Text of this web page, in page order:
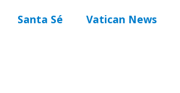
Santa Sé Vatican News